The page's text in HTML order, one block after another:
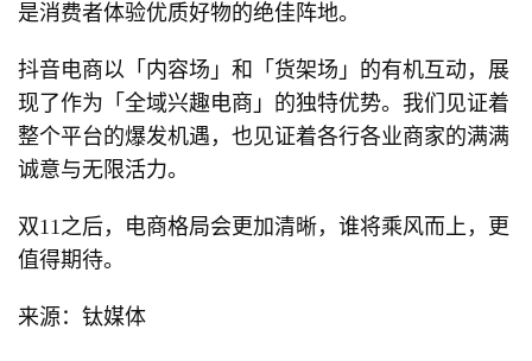
是消费者体验优质好物的绝佳阵地。
抖音电商以「内容场」和「货架场」的有机互动，展
现了作为「全域兴趣电商」的独特优势。我们见证着
整个平台的爆发机遇，也见证着各行各业商家的满满
诚意与无限活力。
双11之后，电商格局会更加清晰，谁将乘风而上，更
值得期待。
来源：钛媒体